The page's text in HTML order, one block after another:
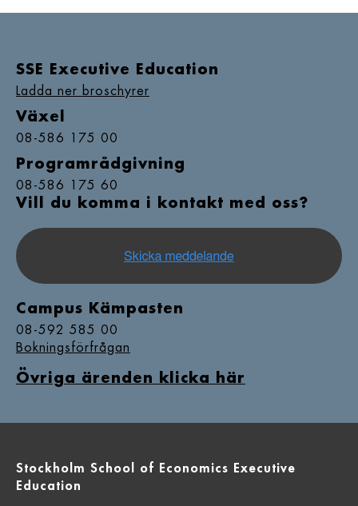
SSE Executive Education
Ladda ner broschyrer
Växel
08-586 175 00
Programrådgivning
08-586 175 60
Vill du komma i kontakt med oss?
Campus Kämpasten
08-592 585 00
Bokningsförfrågan
Övriga ärenden klicka här
Stockholm School of Economics Executive
Education